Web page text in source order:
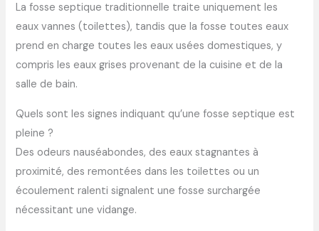
La fosse septique traditionnelle traite uniquement les
eaux vannes (toilettes), tandis que la fosse toutes eaux
prend en charge toutes les eaux usées domestiques, y
compris les eaux grises provenant de la cuisine et de la
salle de bain.
Quels sont les signes indiquant qu’une fosse septique est
pleine ?
Des odeurs nauséabondes, des eaux stagnantes à
proximité, des remontées dans les toilettes ou un
écoulement ralenti signalent une fosse surchargée
nécessitant une vidange.